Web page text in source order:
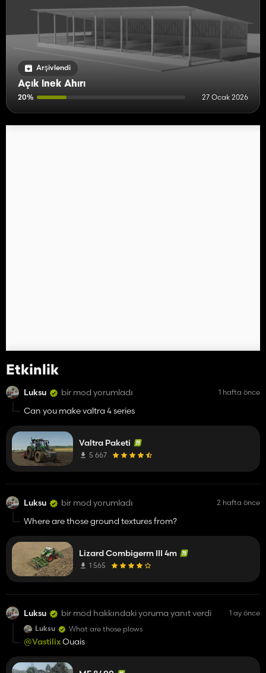
Arşivlendi
Açık İnek Ahırı
20% 27 Ocak 2026
Etkinlik
Luksu bir mod yorumladı 1 hafta önce
Can you make valtra 4 series
Valtra Paketi
5 667
Luksu bir mod yorumladı 2 hafta önce
Where are those ground textures from?
Lizard Combigerm III 4m
1 565
Luksu bir mod hakkındaki yoruma yanıt verdi
1 ay önce
Luksu
What are those plows
@VastilixOuais